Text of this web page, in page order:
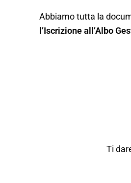
Abbiamo tutta la
l’Iscrizione all’Albo
Ti